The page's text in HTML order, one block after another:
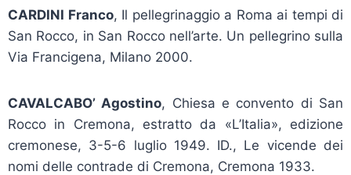
CARDINI Franco, Il pellegrinaggio a Roma ai tempi di
San Rocco, in San Rocco nell’arte. Un pellegrino sulla
Via Francigena, Milano 2000.
CAVALCABO’ Agostino, Chiesa e convento di San
Rocco in Cremona, estratto da «L’Italia», edizione
cremonese, 3-5-6 luglio 1949. ID., Le vicende dei
nomi delle contrade di Cremona, Cremona 1933.